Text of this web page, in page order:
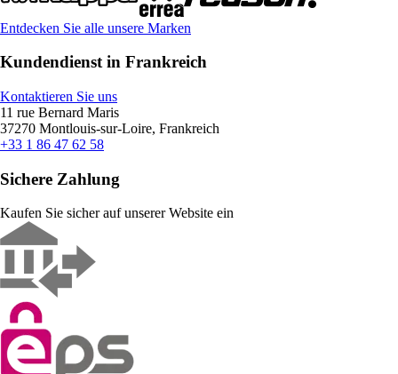
Entdecken Sie alle unsere Marken
Kundendienst in Frankreich
Kontaktieren Sie uns
11 rue Bernard Maris
37270 Montlouis-sur-Loire, Frankreich
+33 1 86 47 62 58
Sichere Zahlung
Kaufen Sie sicher auf unserer Website ein